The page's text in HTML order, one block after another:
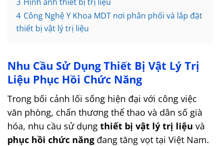
4 Công Nghệ Y Khoa MDT nơi phân phối và lắp đặt
thiết bị vật lý trị liệu
Nhu Cầu Sử Dụng Thiết Bị Vật Lý Trị
Liệu Phục Hồi Chức Năng
Trong bối cảnh lối sống hiện đại với công việc
văn phòng, chấn thương thể thao và dân số già
hóa, nhu cầu sử dụng thiết bị vật lý trị liệu và
phục hồi chức năng đang tăng vọt tại Việt Nam.